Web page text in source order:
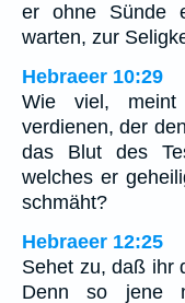
er ohne Sünde
warten, zur
Hebraeer 10:29
Wie viel,
verdienen, der
das Blut des
welches er
schmäht?
Hebraeer 12:25
Sehet zu, daß ihr
Denn so jene